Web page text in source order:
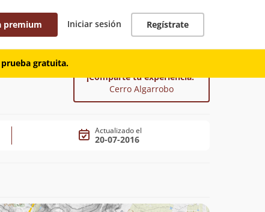
premium Iniciar sesión Regístrate
gratuita.
¡Comparte tu experiencia!
Cerro Algarrobo
Actualizado el
20-07-2016